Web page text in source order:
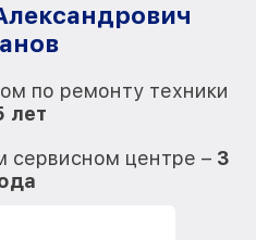
по ремонту техники
лет
сервисном центре – 3